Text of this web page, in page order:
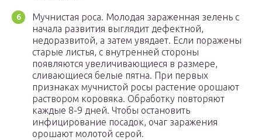
Мучнистая роса. Молодая зараженная зелень с
начала развития выглядит дефектной,
недоразвитой, а затем увядает. Если поражены
старые листья, с внутренней стороны
появляются увеличивающиеся в размере,
сливающиеся белые пятна. При первых
признаках мучнистой росы растение орошают
раствором коровяка. Обработку повторяют
каждые 8-9 дней. Чтобы остановить
инфицирование посадок, очаг заражения
орошают молотой серой.